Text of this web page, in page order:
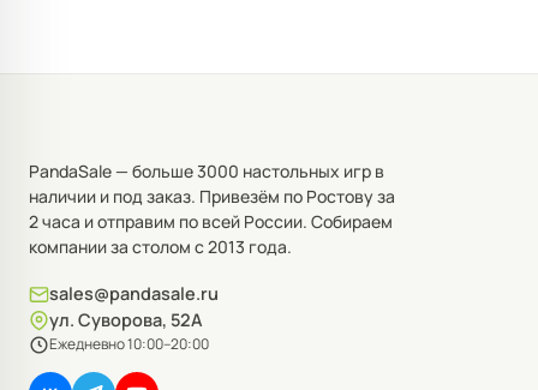
PandaSale — больше 3000 настольных игр в
наличии и под заказ. Привезём по Ростову за
2 часа и отправим по всей России. Собираем
компании за столом с 2013 года.
sales@pandasale.ru
ул. Суворова, 52А
Ежедневно 10:00–20:00